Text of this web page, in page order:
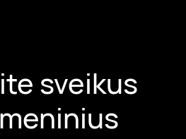
sveikus